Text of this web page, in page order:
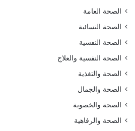
الصحة العامة
الصحة النسائية
الصحة النفسية
الصحة النفسية والعلاج
الصحة والتغذية
الصحة والجمال
الصحة والخصوبة
الصحة والرفاهية